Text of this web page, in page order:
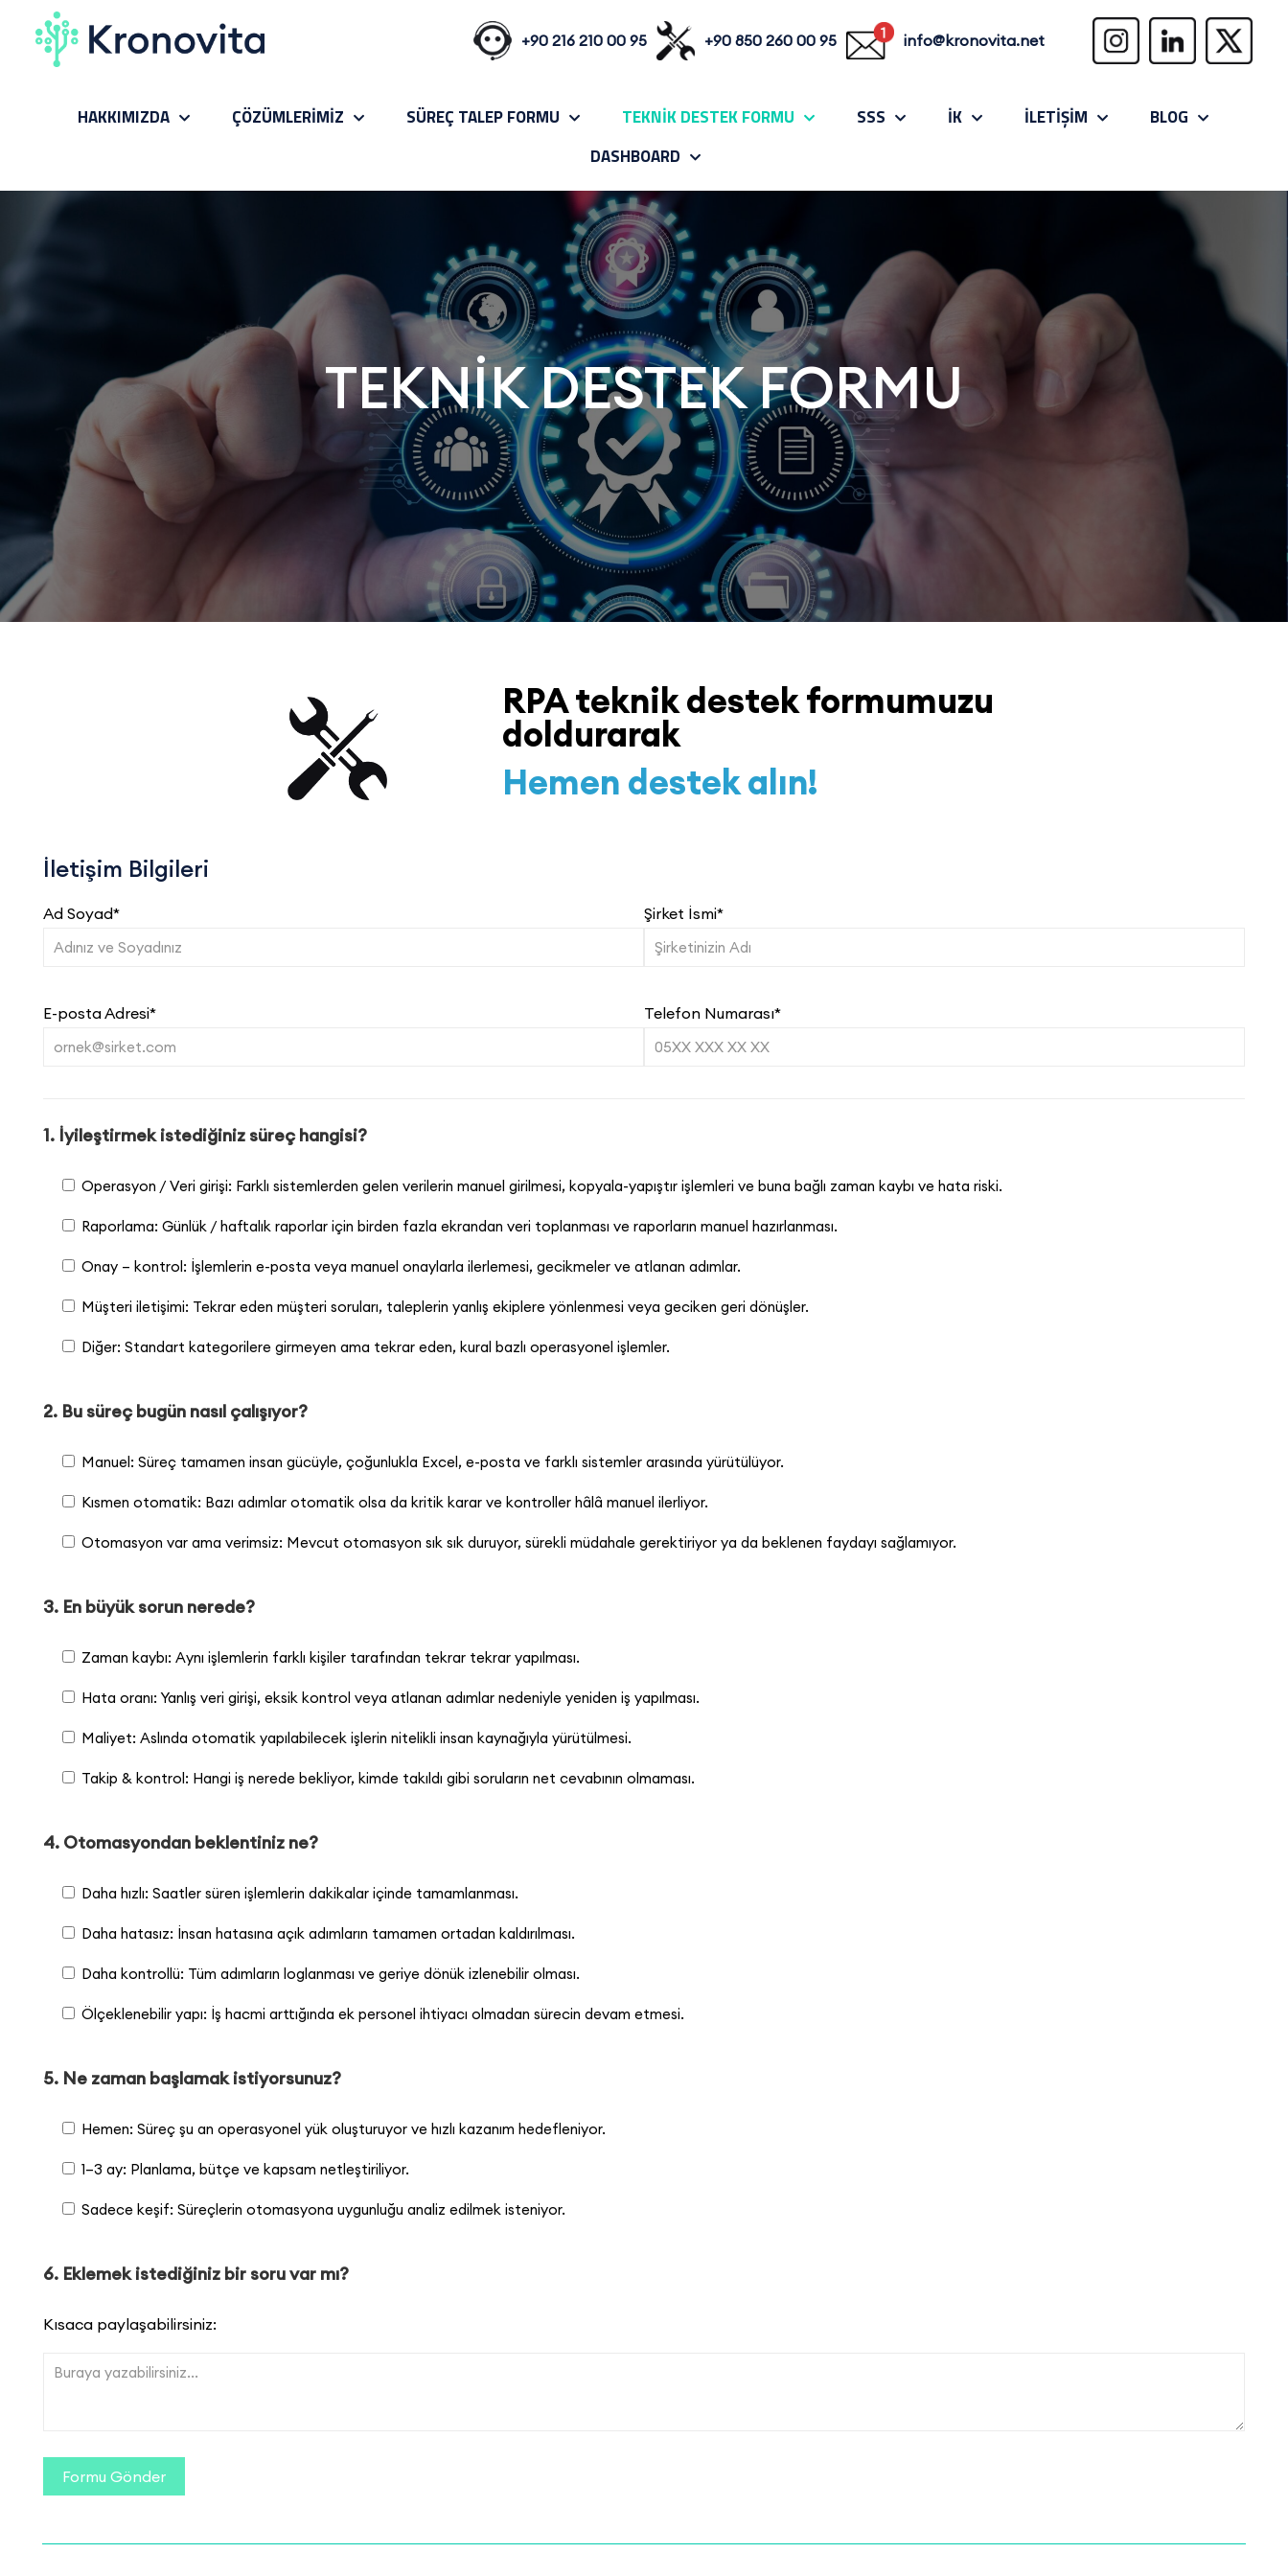
+90 216 210 00 95 +90 850 260 00 95 info@kronovita.net
HAKKIMIZDA ÇÖZÜMLERİMİZ SÜREÇ TALEP FORMU TEKNİK DESTEK FORMU SSS İK İLETİŞİM
BLOG
DASHBOARD
TEKNİK DESTEK FORMU
RPA teknik destekformumuzu
doldurarak
Hemen destek alın!
İletişim Bilgileri
Ad Soyad* Şirket İsmi*
E-posta Adresi* Telefon Numarası*
1. İyileştirmek istediğiniz süreç hangisi?
Operasyon / Veri girişi: Farklı sistemlerden gelen verilerin manuel girilmesi, kopyala-yapıştır işlemleri ve buna bağlı zaman kaybı ve hata riski.
Raporlama: Günlük / haftalık raporlar için birden fazla ekrandan veri toplanması ve raporların manuel hazırlanması.
Onay – kontrol: İşlemlerin e-posta veya manuel onaylarla ilerlemesi, gecikmeler ve atlanan adımlar.
Müşteri iletişimi: Tekrar eden müşteri soruları, taleplerin yanlış ekiplere yönlenmesi veya geciken geri dönüşler.
Diğer: Standart kategorilere girmeyen ama tekrar eden, kural bazlı operasyonel işlemler.
2. Bu süreç bugün nasıl çalışıyor?
Manuel: Süreç tamamen insan gücüyle, çoğunlukla Excel, e-posta ve farklı sistemler arasında yürütülüyor.
Kısmen otomatik: Bazı adımlar otomatik olsa da kritik karar ve kontroller hâlâ manuel ilerliyor.
Otomasyon var ama verimsiz: Mevcut otomasyon sık sık duruyor, sürekli müdahale gerektiriyor ya da beklenen faydayı sağlamıyor.
3. En büyük sorun nerede?
Zaman kaybı: Aynı işlemlerin farklı kişiler tarafından tekrar tekrar yapılması.
Hata oranı: Yanlış veri girişi, eksik kontrol veya atlanan adımlar nedeniyle yeniden iş yapılması.
Maliyet: Aslında otomatik yapılabilecek işlerin nitelikli insan kaynağıyla yürütülmesi.
Takip & kontrol: Hangi iş nerede bekliyor, kimde takıldı gibi soruların net cevabının olmaması.
4. Otomasyondan beklentiniz ne?
Daha hızlı: Saatler süren işlemlerin dakikalar içinde tamamlanması.
Daha hatasız: İnsan hatasına açık adımların tamamen ortadan kaldırılması.
Daha kontrollü: Tüm adımların loglanması ve geriye dönük izlenebilir olması.
Ölçeklenebilir yapı: İş hacmi arttığında ek personel ihtiyacı olmadan sürecin devam etmesi.
5. Ne zaman başlamak istiyorsunuz?
Hemen: Süreç şu an operasyonel yük oluşturuyor ve hızlı kazanım hedefleniyor.
1–3 ay: Planlama, bütçe ve kapsam netleştiriliyor.
Sadece keşif: Süreçlerin otomasyona uygunluğu analiz edilmek isteniyor.
6. Eklemek istediğiniz bir soru var mı?
Kısaca paylaşabilirsiniz: